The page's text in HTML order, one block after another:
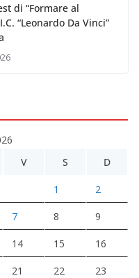
di “Formare al
“Leonardo Da Vinci”
V S D
1 2
7 8 9
14 15 16
21 22 23